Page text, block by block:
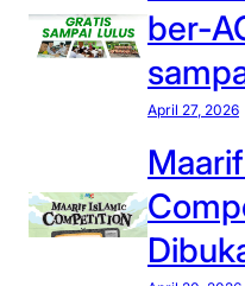
ber-
April 27, 2026